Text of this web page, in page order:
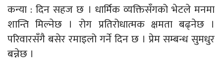
कन्या : दिन सहज छ । धार्मिक व्यक्तिसँगको भेटले मनमा
शान्ति मिल्नेछ । रोग प्रतिरोधात्मक क्षमता बढ्नेछ ।
परिवारसँगै बसेर रमाइलो गर्ने दिन छ । प्रेम सम्बन्ध सुमधुर
बन्नेछ ।